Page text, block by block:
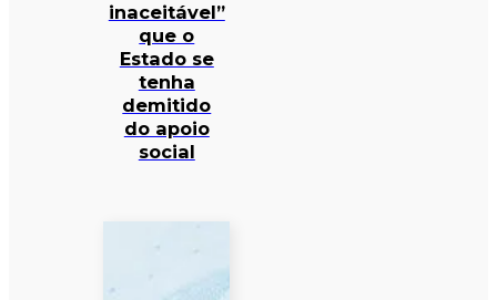
inaceitável”
que o
Estado se
tenha
demitido
do apoio
social